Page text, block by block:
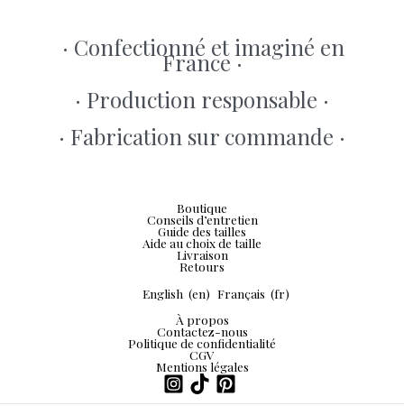
· Confectionné et imaginé en
France ·
· Production responsable ·
· Fabrication sur commande ·
Boutique
Conseils d’entretien
Guide des tailles
Aide au choix de taille
Livraison
Retours
English (en) Français (fr)
À propos
Contactez-nous
Politique de confidentialité
CGV
Mentions légales